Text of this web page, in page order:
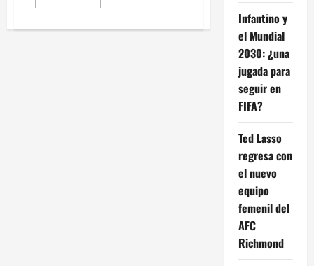
más
Ecos
Infantino y
el Mundial
2030: ¿una
jugada para
seguir en
FIFA?
Ted Lasso
regresa con
el nuevo
equipo
femenil del
AFC
Richmond